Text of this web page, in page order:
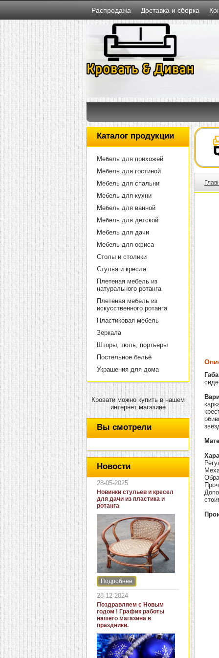
Распродажа Доставка и сборка
Каталог продукции
Мебель для прихожей
Мебель для гостиной
Мебель для спальни
Мебель для кухни
Мебель для ванной
Мебель для детской
Мебель для дачи
Мебель для офиса
Столы и столики
Стулья и кресла
Плетеная мебель из
натурального ротанга
Плетеная мебель из
искусственного ротанга
Пластиковая мебель
Зеркала
Шторы, тюль, портьеры
Постельное бельё
Украшения для дома
Кровати можно купить в нашем
интернет магазине
Вы смотрели
Новости
28-05-2025
Новинки стульев и кресел
для дачи из пластика и
ротанга
Интернет-магазин "Кровать
и диван" представляет
новинки стульев и кресел
для дачи. В ассортименте
представлены как
бюджетные модели из
пластика для дачи, так и
кресла для загородных
домов из натурального и
искусственного ротанга.
Подробнее
28-12-2024
Поздравляем с Новым
годом ! График работы
нашего магазина в
праздники.